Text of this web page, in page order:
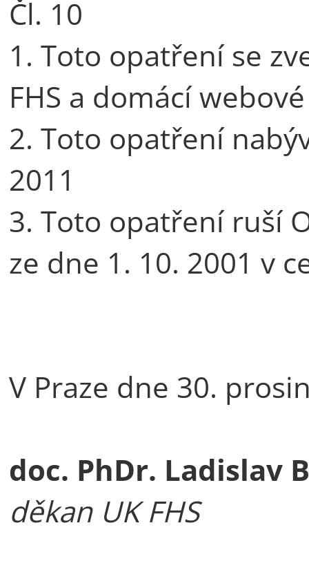
Čl. 10
1. Toto opatření se
FHS a domácí
2. Toto opatření
2011
3. Toto opatření ruší
ze dne 1. 10. 2001 v
V Praze dne 30.
doc. PhDr. Ladislav
děkan UK FHS